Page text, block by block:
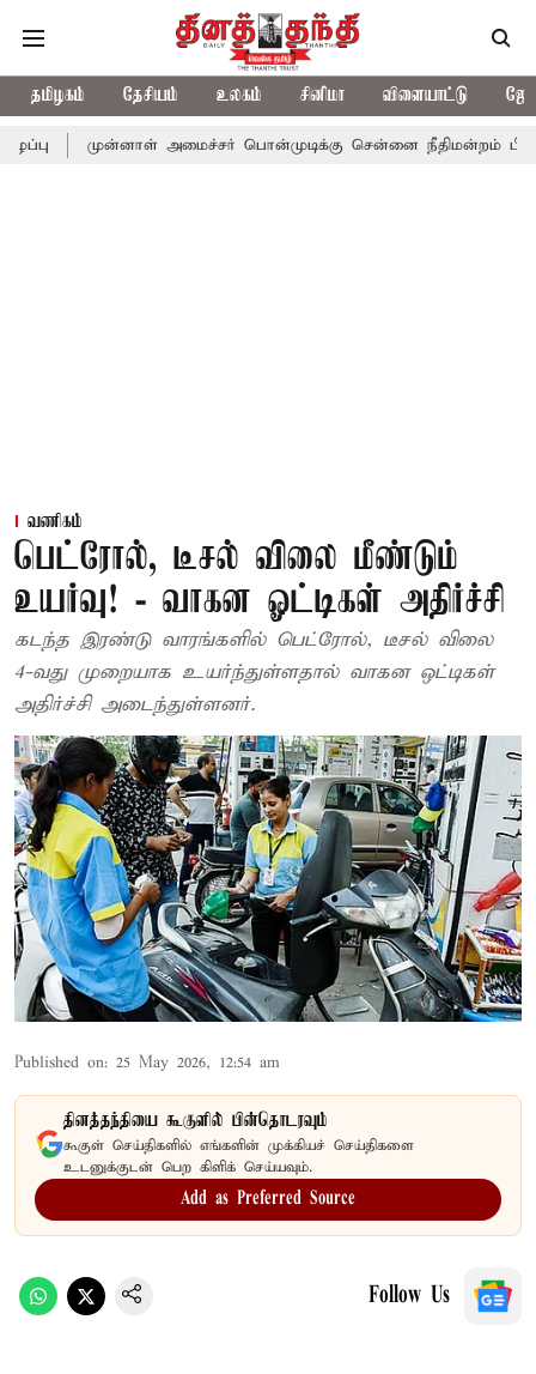
தமிழகம் தேசியம் உலகம் சினிமா விளையாட்டு
அமைச்சர் பொன்முடிக்கு சென்னை நீதிமன்றம் பிடிவாராண்ட்
வணிகம்
பெட்ரோல், டீசல் விலை மீண்டும்
உயர்வு! - வாகன ஓட்டிகள் அதிர்ச்சி
கடந்த இரண்டு வாரங்களில் பெட்ரோல், டீசல் விலை
4-வது முறையாக உயர்ந்துள்ளதால் வாகன ஒட்டிகள்
அதிர்ச்சி அடைந்துள்ளனர்.
Published on: 25 May 2026, 12:54 am
தினத்தந்தியை கூகுளில் பின்தொடரவும்
கூகுள் செய்திகளில் எங்களின் முக்கியச் செய்திகளை
உடனுக்குடன் பெற கிளிக் செய்யவும்.
Add as Preferred Source
Follow Us